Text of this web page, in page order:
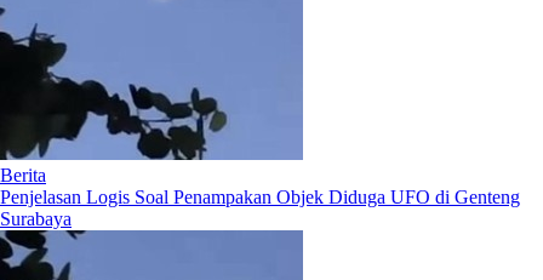
Berita
Penjelasan Logis Soal Penampakan Objek Diduga UFO di Genteng
Surabaya